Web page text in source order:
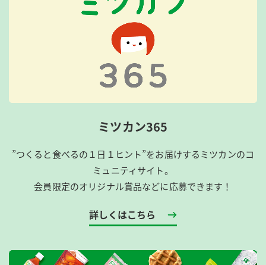
ミツカン365
”つくると食べるの１日１ヒント”をお届けするミツカンのコ
ミュニティサイト。
会員限定のオリジナル賞品などに応募できます！
詳しくはこちら